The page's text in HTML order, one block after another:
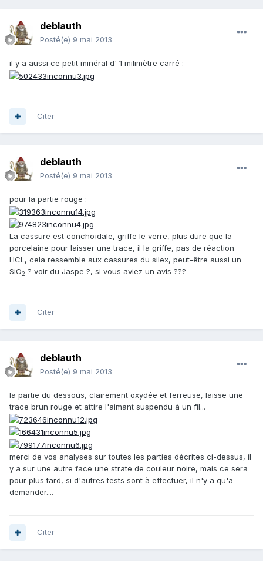
deblauth
Posté(e) 9 mai 2013
il y a aussi ce petit minéral d' 1 milimètre carré :
Citer
deblauth
Posté(e) 9 mai 2013
pour la partie rouge :
La cassure est conchoïdale, griffe le verre, plus dure que la
porcelaine pour laisser une trace, il la griffe, pas de réaction
HCL, cela ressemble aux cassures du silex, peut-être aussi un
SiO2 ? voir du Jaspe ?, si vous aviez un avis ???
Citer
deblauth
Posté(e) 9 mai 2013
la partie du dessous, clairement oxydée et ferreuse, laisse une
trace brun rouge et attire l'aimant suspendu à un fil...
merci de vos analyses sur toutes les parties décrites ci-dessus, il
y a sur une autre face une strate de couleur noire, mais ce sera
pour plus tard, si d'autres tests sont à effectuer, il n'y a qu'a
demander....
Citer